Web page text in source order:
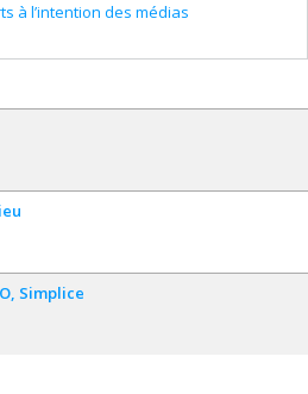
à l’intention des médias
Simplice